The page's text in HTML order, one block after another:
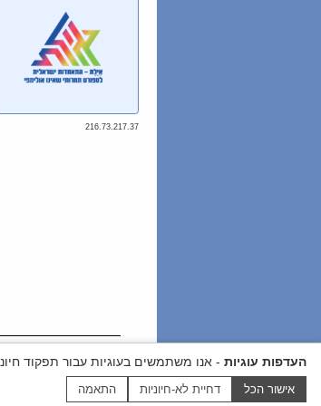
216.73.217.37
דוא"ל:
העדפות עוגיות - אנו משתמשים בעוגיות עבור תפקוד
אישור הכל דחיית לא-חיוניות התאמה